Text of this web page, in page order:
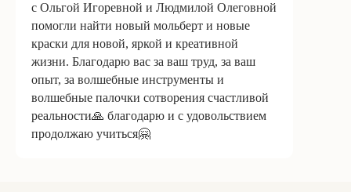
с Ольгой Игоревной и Людмилой Олеговной
помогли найти новый мольберт и новые
краски для новой, яркой и креативной
жизни. Благодарю вас за ваш труд, за ваш
опыт, за волшебные инструменты и
волшебные палочки сотворения счастливой
реальности🙏 благодарю и с удовольствием
продолжаю учиться🤗